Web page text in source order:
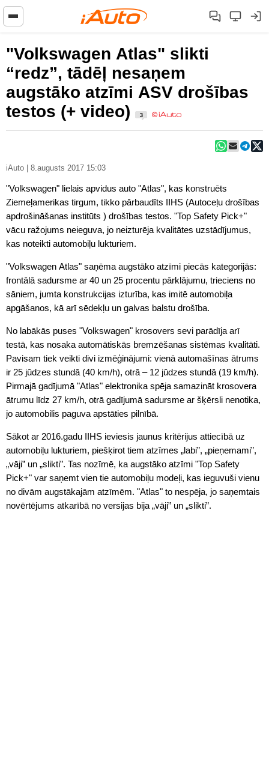
"Volkswagen Atlas" slikti
“redz”, tādēļ nesaņem
augstāko atzīmi ASV drošības
testos (+ video)
3
iAuto | 8.augusts 2017 15:03
"Volkswagen" lielais apvidus auto "Atlas", kas konstruēts
Ziemeļamerikas tirgum, tikko pārbaudīts IIHS (Autoceļu drošības
apdrošināšanas institūts ) drošības testos. "Top Safety Pick+"
vācu ražojums neieguva, jo neizturēja kvalitātes uzstādījumus,
kas noteikti automobiļu lukturiem.
"Volkswagen Atlas" saņēma augstāko atzīmi piecās kategorijās:
frontālā sadursme ar 40 un 25 procentu pārklājumu, trieciens no
sāniem, jumta konstrukcijas izturība, kas imitē automobiļa
apgāšanos, kā arī sēdekļu un galvas balstu drošība.
No labākās puses "Volkswagen" krosovers sevi parādīja arī
testā, kas nosaka automātiskās bremzēšanas sistēmas kvalitāti.
Pavisam tiek veikti divi izmēģinājumi: vienā automašīnas ātrums
ir 25 jūdzes stundā (40 km/h), otrā – 12 jūdzes stundā (19 km/h).
Pirmajā gadījumā "Atlas" elektronika spēja samazināt krosovera
ātrumu līdz 27 km/h, otrā gadījumā sadursme ar šķērsli nenotika,
jo automobilis paguva apstāties pilnībā.
Sākot ar 2016.gadu IIHS ieviesis jaunus kritērijus attiecībā uz
automobiļu lukturiem, piešķirot tiem atzīmes „labi”, „pieņemami”,
„vāji” un „slikti”. Tas nozīmē, ka augstāko atzīmi "Top Safety
Pick+" var saņemt vien tie automobiļu modeļi, kas ieguvuši vienu
no divām augstākajām atzīmēm. "Atlas" to nespēja, jo saņemtais
novērtējums atkarībā no versijas bija „vāji” un „slikti”.